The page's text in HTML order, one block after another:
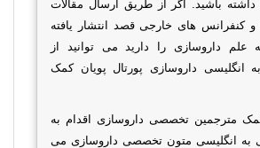
داشته باشید. اگر از طریق ارسال مقالات
و کنفرانس های خارجی قصد انتشار یافته
علم داروسازی را دارید می توانید از
انگلیسی داروسازی پورتال پویان کمک
کمک مترجمین تخصصی داروسازی اقدام به
به انگلیسی متون تخصصی داروسازی می